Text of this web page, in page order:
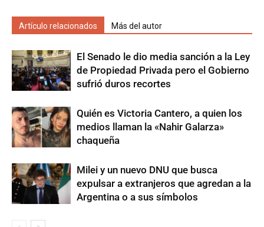
Artículo relacionados Más del autor
El Senado le dio media sanción a la Ley
de Propiedad Privada pero el Gobierno
sufrió duros recortes
Quién es Victoria Cantero, a quien los
medios llaman la «Nahir Galarza»
chaqueña
Milei y un nuevo DNU que busca
expulsar a extranjeros que agredan a la
Argentina o a sus símbolos